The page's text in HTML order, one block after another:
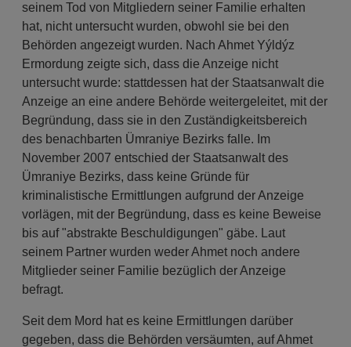
seinem Tod von Mitgliedern seiner Familie erhalten
hat, nicht untersucht wurden, obwohl sie bei den
Behörden angezeigt wurden. Nach Ahmet Yýldýz
Ermordung zeigte sich, dass die Anzeige nicht
untersucht wurde: stattdessen hat der Staatsanwalt die
Anzeige an eine andere Behörde weitergeleitet, mit der
Begründung, dass sie in den Zuständigkeitsbereich
des benachbarten Ümraniye Bezirks falle. Im
November 2007 entschied der Staatsanwalt des
Ümraniye Bezirks, dass keine Gründe für
kriminalistische Ermittlungen aufgrund der Anzeige
vorlägen, mit der Begründung, dass es keine Beweise
bis auf "abstrakte Beschuldigungen" gäbe. Laut
seinem Partner wurden weder Ahmet noch andere
Mitglieder seiner Familie bezüglich der Anzeige
befragt.
Seit dem Mord hat es keine Ermittlungen darüber
gegeben, dass die Behörden versäumten, auf Ahmet